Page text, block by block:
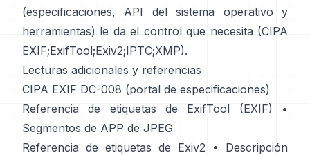
(especificaciones, API del sistema operativo y
herramientas) le da el control que necesita (CIPA
EXIF;ExifTool;Exiv2;IPTC;XMP).
Lecturas adicionales y referencias
CIPA EXIF DC-008 (portal de especificaciones)
Referencia de etiquetas de ExifTool (EXIF) •
Segmentos de APP de JPEG
Referencia de etiquetas de Exiv2 •
Descripción